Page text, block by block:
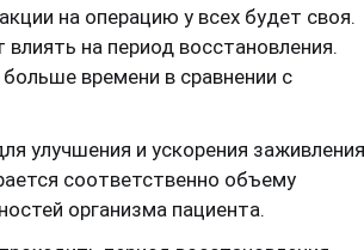
на операцию у всех будет своя.
на период восстановления.
времени в сравнении с
улучшения и ускорения
соответственно объему
организма пациента.